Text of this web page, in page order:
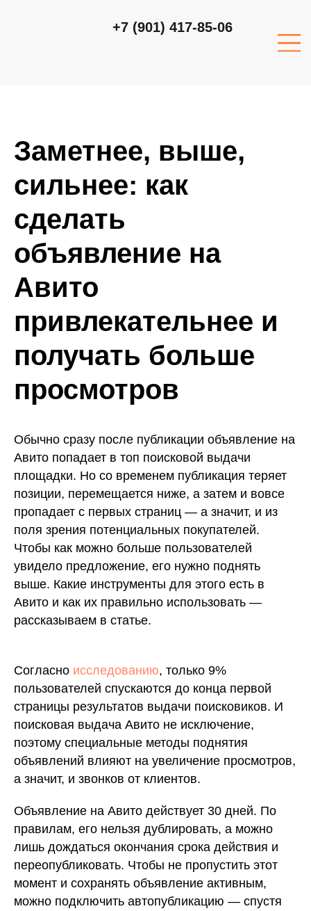
+7 (901) 417-85-06
Заметнее, выше,
сильнее: как
сделать
объявление на
Авито
привлекательнее и
получать больше
просмотров
Обычно сразу после публикации объявление на
Авито попадает в топ поисковой выдачи
площадки. Но со временем публикация теряет
позиции, перемещается ниже, а затем и вовсе
пропадает с первых страниц — а значит, и из
поля зрения потенциальных покупателей.
Чтобы как можно больше пользователей
увидело предложение, его нужно поднять
выше. Какие инструменты для этого есть в
Авито и как их правильно использовать —
рассказываем в статье.
Согласно исследованию, только 9%
пользователей спускаются до конца первой
страницы результатов выдачи поисковиков. И
поисковая выдача Авито не исключение,
поэтому специальные методы поднятия
объявлений влияют на увеличение просмотров,
а значит, и звонков от клиентов.
Объявление на Авито действует 30 дней. По
правилам, его нельзя дублировать, а можно
лишь дождаться окончания срока действия и
переопубликовать. Чтобы не пропустить этот
момент и сохранять объявление активным,
можно подключить автопубликацию — спустя